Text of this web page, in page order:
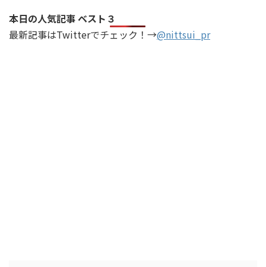
本日の人気記事 ベスト３
最新記事はTwitterでチェック！→@nittsui_pr